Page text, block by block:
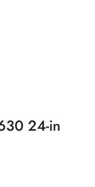
24-in